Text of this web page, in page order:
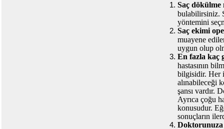
Saç dökülme
bulabilirsiniz.
yöntemini
Saç ekimi
muayene
uygun olup
En fazla kaç
hastasının
bilgisidir. Her
alınabileceği
şansı vardır.
Ayrıca çoğu
konusudur.
sonuçların